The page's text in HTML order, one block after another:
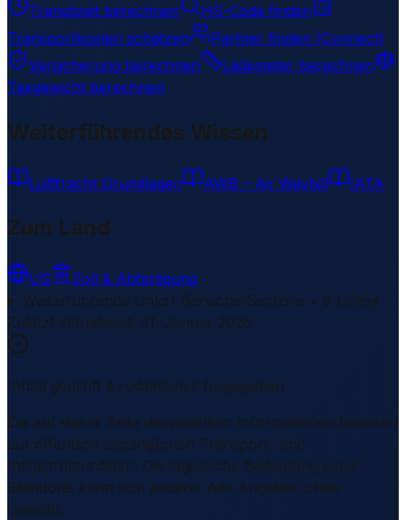
Transitzeit berechnen
HS-Code finden
Transportkosten schätzen
Partner finden (Connect)
Versicherung berechnen
Lademeter berechnen
Taxgewicht berechnen
Weiterführendes Wissen
Luftfracht Grundlagen AWB – Air Waybill IATA
Zum Land
US
Zoll & Abfertigung
Weiterführende Links1 Bereiche/Sections • 8 Links▾
Zuletzt aktualisiert: 31. Januar 2026
Inhalt geprüft & redaktionell freigegeben
Die auf dieser Seite dargestellten Informationen basieren
auf öffentlich zugänglichen Transport- und
Infrastrukturdaten. Die logistische Bedeutung eines
Standorts kann sich ändern. Alle Angaben ohne
Gewähr.